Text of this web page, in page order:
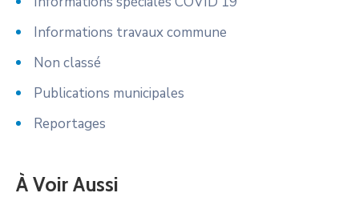
Informations travaux commune
Non classé
Publications municipales
Reportages
À Voir Aussi